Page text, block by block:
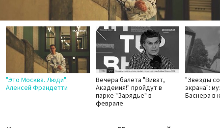
Video
"Это Москва. Люди":
Алексей Франдетти
Вечера балета "Виват,
Академия!" пройдут в
парке "Зарядье" в
феврале
"Звезды
экрана":
Баснера в